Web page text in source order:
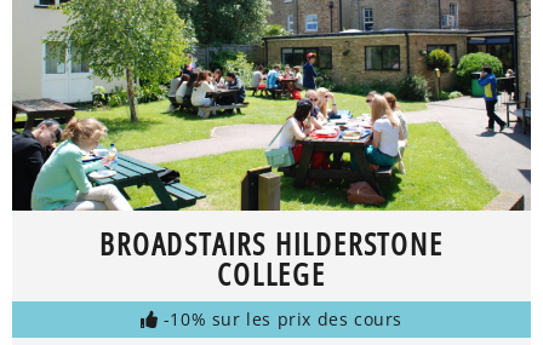
BROADSTAIRS HILDERSTONE
COLLEGE
-10% sur les prix des cours